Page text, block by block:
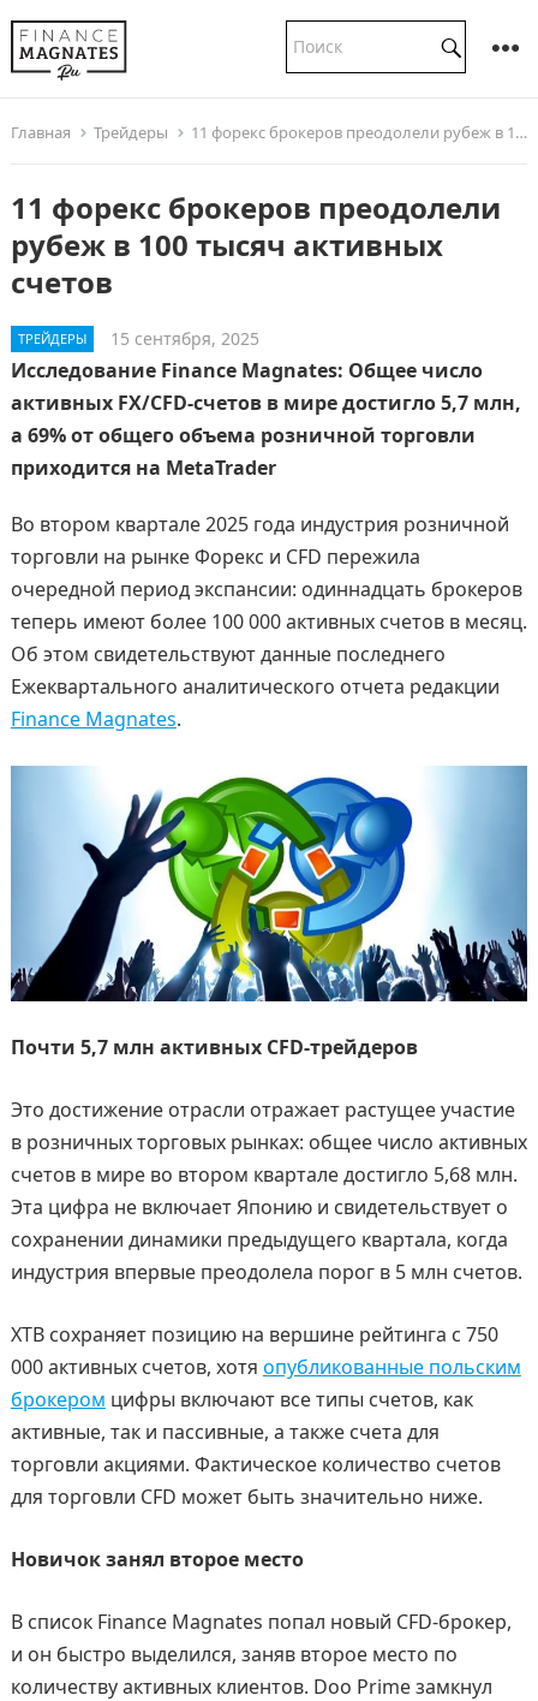
Главная Трейдеры 11 форекс брокеров преодолели рубеж в 100 тысяч активных счетов
11 форекс брокеров преодолели
рубеж в 100 тысяч активных
счетов
ТРЕЙДЕРЫ 15 сентября, 2025
Исследование Finance Magnates: Общее число
активных FX/CFD-счетов в мире достигло 5,7 млн,
а 69% от общего объема розничной торговли
приходится на MetaTrader
Во втором квартале 2025 года индустрия розничной
торговли на рынке Форекс и CFD пережила
очередной период экспансии: одиннадцать брокеров
теперь имеют более 100 000 активных счетов в месяц.
Об этом свидетельствуют данные последнего
Ежеквартального аналитического отчета редакции
Finance Magnates.
Почти 5,7 млн активных CFD-трейдеров
Это достижение отрасли отражает растущее участие
в розничных торговых рынках: общее число активных
счетов в мире во втором квартале достигло 5,68 млн.
Эта цифра не включает Японию и свидетельствует о
сохранении динамики предыдущего квартала, когда
индустрия впервые преодолела порог в 5 млн счетов.
XTB сохраняет позицию на вершине рейтинга с 750
000 активных счетов, хотя опубликованные польским
брокером цифры включают все типы счетов, как
активные, так и пассивные, а также счета для
торговли акциями. Фактическое количество счетов
для торговли CFD может быть значительно ниже.
Новичок занял второе место
В список Finance Magnates попал новый CFD-брокер,
и он быстро выделился, заняв второе место по
количеству активных клиентов. Doo Prime замкнул